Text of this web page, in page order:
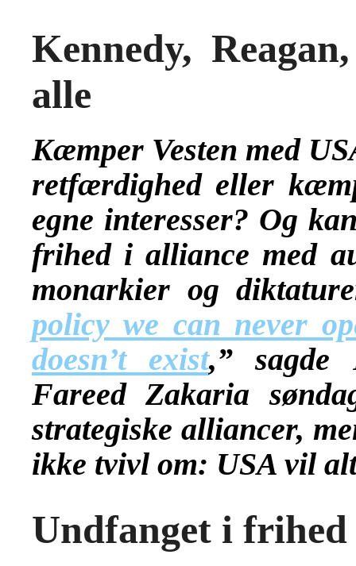
Kennedy,
alle
Kæmper Vesten med
retfærdighed eller
egne interesser? Og
frihed i alliance med
monarkier og
policy we can never
doesn’t exist,” sagde
Fareed Zakaria
strategiske alliancer,
ikke tvivl om: USA vil
Undfanget i frihed